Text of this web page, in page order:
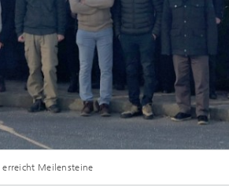
Konsortium über die neuesten
erreicht Meilensteine